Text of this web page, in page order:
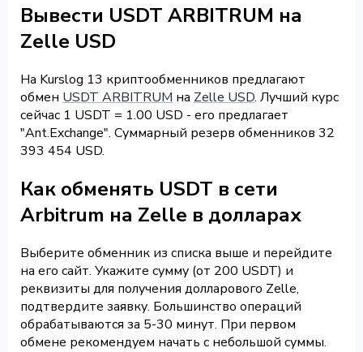
Вывести USDT ARBITRUM на
Zelle USD
На Kurslog 13 криптообменников предлагают
обмен USDT ARBITRUM на Zelle USD. Лучший курс
сейчас 1 USDT = 1.00 USD - его предлагает
"Ant.Exchange". Суммарный резерв обменников 32
393 454 USD.
Как обменять USDT в сети
Arbitrum на Zelle в долларах
Выберите обменник из списка выше и перейдите
на его сайт. Укажите сумму (от 200 USDT) и
реквизиты для получения долларового Zelle,
подтвердите заявку. Большинство операций
обрабатываются за 5-30 минут. При первом
обмене рекомендуем начать с небольшой суммы.